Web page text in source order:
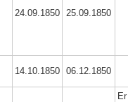
24.09.1850 25.09.1850
14.10.1850 06.12.1850